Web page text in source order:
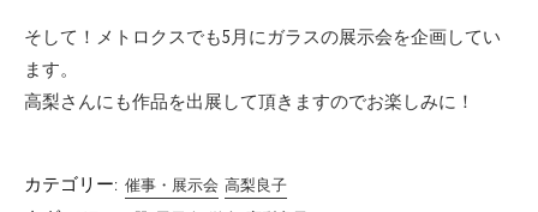
そして！メトロクスでも5月にガラスの展示会を企画してい
ます。
高梨さんにも作品を出展して頂きますのでお楽しみに！
カテゴリー: 催事・展示会 高梨良子